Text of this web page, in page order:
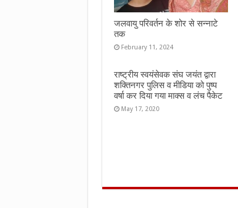
जलवायु परिवर्तन के शोर से सन्नाटे
तक
February 11, 2024
राष्ट्रीय स्वयंसेवक संघ जयंत द्वारा
शक्तिनगर पुलिस व मीडिया को पुष्प
वर्षा कर दिया गया माक्स व लंच पैकेट
May 17, 2020